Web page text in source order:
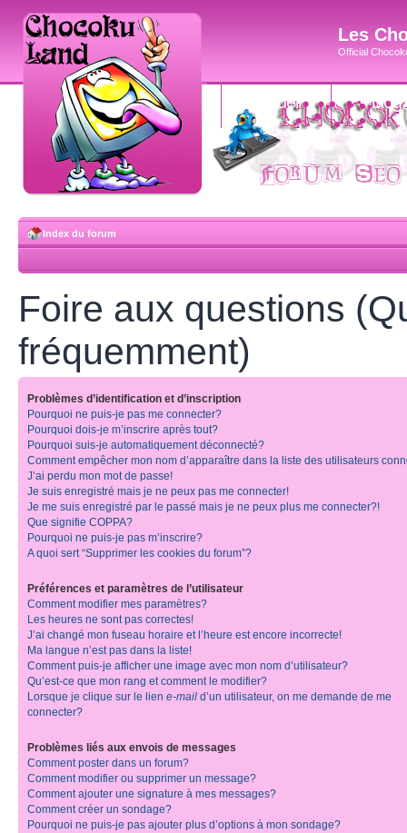
Les
Official
accueil blog
Index du forum
Foire aux questions
fréquemment)
Problèmes d’identification et d’inscription
Pourquoi ne puis-je pas me connecter?
Pourquoi dois-je m’inscrire après tout?
Pourquoi suis-je automatiquement déconnecté?
Comment empêcher mon nom d’apparaître dans la liste des utilisateurs
J’ai perdu mon mot de passe!
Je suis enregistré mais je ne peux pas me connecter!
Je me suis enregistré par le passé mais je ne peux plus me connecter?!
Que signifie COPPA?
Pourquoi ne puis-je pas m’inscrire?
A quoi sert “Supprimer les cookies du forum”?
Préférences et paramètres de l’utilisateur
Comment modifier mes paramètres?
Les heures ne sont pas correctes!
J’ai changé mon fuseau horaire et l’heure est encore incorrecte!
Ma langue n’est pas dans la liste!
Comment puis-je afficher une image avec mon nom d’utilisateur?
Qu’est-ce que mon rang et comment le modifier?
Lorsque je clique sur le lien e-mail d’un utilisateur, on me demande de me
connecter?
Problèmes liés aux envois de messages
Comment poster dans un forum?
Comment modifier ou supprimer un message?
Comment ajouter une signature à mes messages?
Comment créer un sondage?
Pourquoi ne puis-je pas ajouter plus d’options à mon sondage?